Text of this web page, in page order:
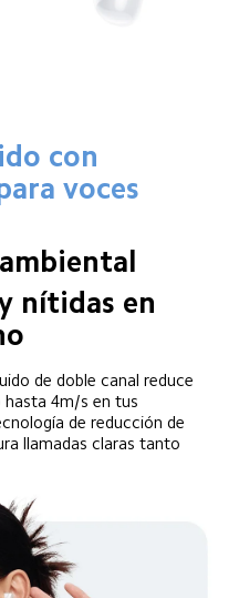
con
voces
nítidas en
de doble canal reduce
hasta 4m/s en tus
de reducción de
llamadas claras tanto